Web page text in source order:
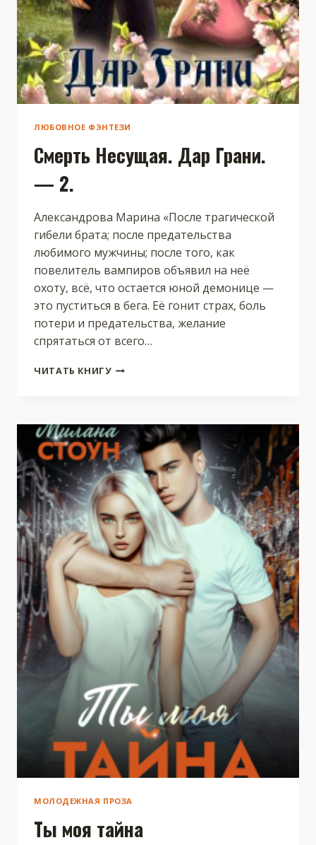
ЛЮБОВНОЕ ФЭНТЕЗИ
Смерть Несущая. Дар Грани.
— 2.
Александрова Марина «После трагической
гибели брата; после предательства
любимого мужчины; после того, как
повелитель вампиров объявил на неё
охоту, всё, что остается юной демонице —
это пуститься в бега. Её гонит страх, боль
потери и предательства, желание
спрятаться от всего…
ЧИТАТЬ КНИГУСМЕРТЬ
—
2.
МОЛОДЕЖНАЯ ПРОЗА
Ты моя тайна